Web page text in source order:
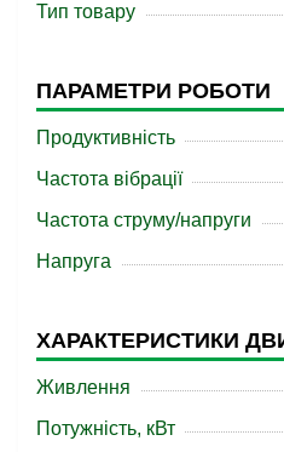
Тип товару
ПАРАМЕТРИ РОБОТИ
Продуктивність
Частота вібрації
Частота струму/напруги
Напруга
ХАРАКТЕРИСТИКИ
Живлення
Потужність, кВт